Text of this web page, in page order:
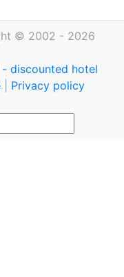
© 2002 - 2026
discounted hotel
Privacy policy